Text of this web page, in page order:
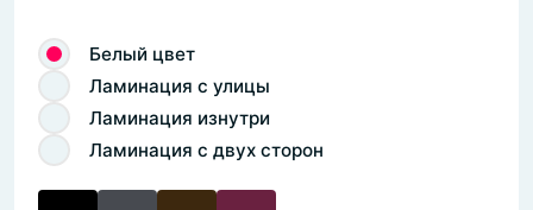
Белый цвет
Ламинация с улицы
Ламинация изнутри
Ламинация с двух сторон